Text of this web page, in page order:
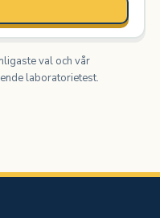
val och vår
laboratorietest.